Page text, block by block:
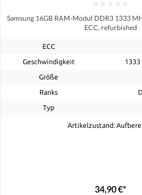
Samsung 16GB RAM-Modul DDR3 1333
ECC, refurbished
ECC
Geschwindigkeit
1333
Größe
Ranks
Typ
Artikelzustand:
34,90 €*